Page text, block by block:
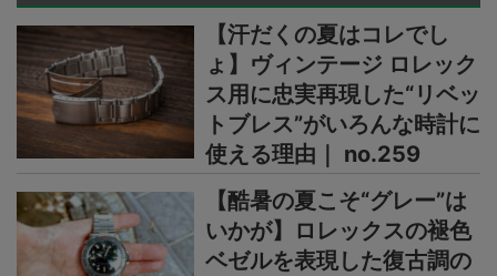
【汗だくの夏はコレでし
ょ】ヴィンテージ ロレック
ス用に忠実再現した“リベッ
トブレス”がいろんな時計に
使える理由｜ no.259
【酷暑の夏こそ“グレー”は
いかが】ロレックスの褪色
ベゼルを表現した復古調の